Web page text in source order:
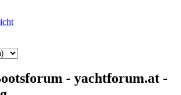
- yachtforum.at -